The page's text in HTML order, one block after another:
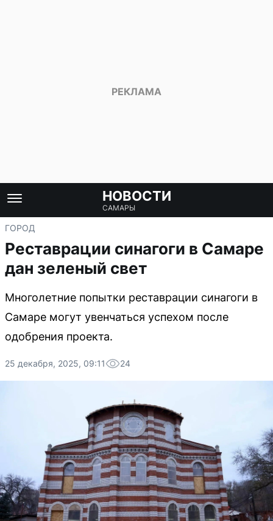
НОВОСТИ
САМАРЫ
ГОРОД
Реставрации синагоги в Самаре
дан зеленый свет
Многолетние попытки реставрации синагоги в
Самаре могут увенчаться успехом после
одобрения проекта.
25 декабря, 2025, 09:11 24